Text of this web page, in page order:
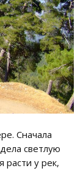
Сначала
светлую
расти у рек,